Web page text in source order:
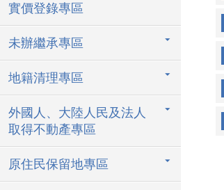
實價登錄專區
未辦繼承專區
地籍清理專區
外國人、大陸人民及法人
取得不動產專區
原住民保留地專區